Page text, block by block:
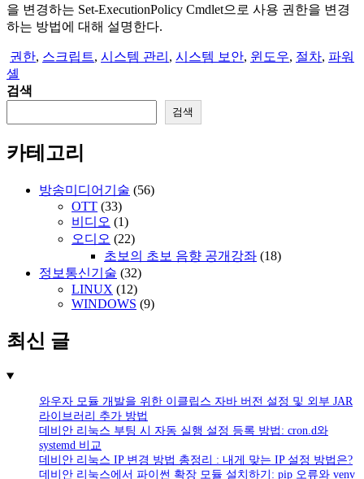
을 변경하는 Set-ExecutionPolicy Cmdlet으로 사용 권한을 변경
하는 방법에 대해 설명한다.
권한, 스크립트, 시스템 관리 , 시스템 보안, 윈도우, 절차, 파워
셸
검색
검색
카테고리
방송미디어기술 (56)
OTT (33)
비디오 (1)
오디오 (22)
초보의 초보 음향 공개강좌 (18)
정보통신기술 (32)
LINUX (12)
WINDOWS (9)
최신 글
와우자 모듈 개발을 위한 이클립스 자바 버전 설정 및 외부 JAR
라이브러리 추가 방법
데비안 리눅스 부팅 시 자동 실행 설정 등록 방법: cron.d와
systemd 비교
데비안 리눅스 IP 변경 방법 총정리 : 내게 맞는 IP 설정 방법은?
데비안 리눅스에서 파이썬 확장 모듈 설치하기: pip 오류와 venv